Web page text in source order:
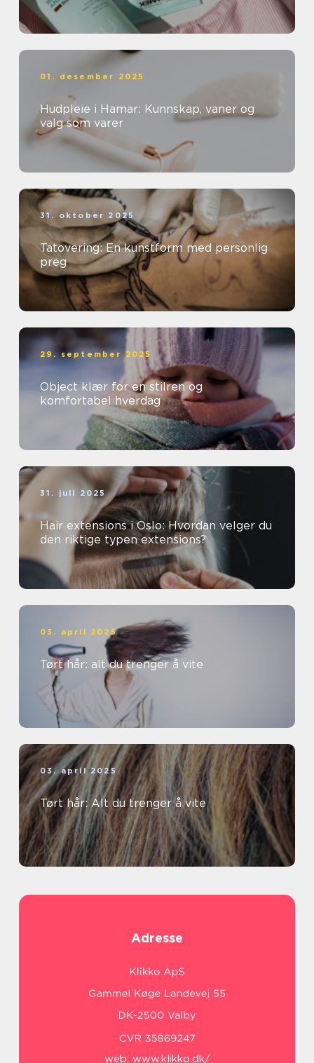
01. desember 2025
Hudpleie i Hamar: Kunnskap, vaner og
valg som varer
31. oktober 2025
Tatovering: En kunstform med personlig
preg
29. september 2025
Object klær for en stilren og
komfortabel hverdag
31. juli 2025
Hair extensions i Oslo: Hvordan velger du
den riktige typen extensions?
03. april 2025
Tørt hår: alt du trenger å vite
03. april 2025
Tørt hår: Alt du trenger å vite
Adresse
web: www.klikko.dk/